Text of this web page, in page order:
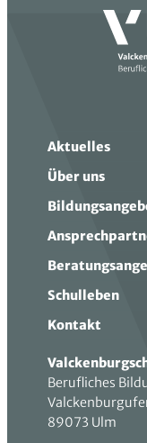
Aktuelles
Über uns
Schulleben
Kontakt
Berufliches
89073 Ulm